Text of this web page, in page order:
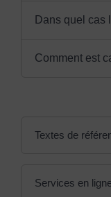
Dans quel cas
Comment est
Textes de
Services en